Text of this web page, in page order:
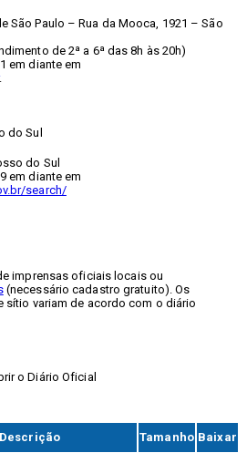
São Paulo – Rua da Mooca, 1921 – São
de 2ª a 6ª das 8h às 20h)
em diante em
do Sul
do Sul
em diante em
search/
imprensas oficiais locais ou
(necessário cadastro gratuito). Os
variam de acordo com o diário
o Diário Oficial
Descrição Tamanho Baixar